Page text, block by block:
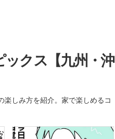
クス【九州・沖
楽しみ方を紹介。家で楽しめるコ